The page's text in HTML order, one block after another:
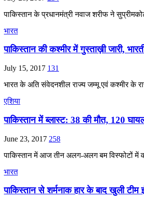
पाकिस्‍तान के प्रधानमंत्री नवाज शरीफ ने
भारत
पाकिस्तान की कश्मीर में गुस्ताख़ी जारी,
July 15, 2017 131
भारत के अति संवेदनशील राज्य जम्मू एवं कश्मीर के
एशिया
पाकिस्तान में ब्लास्ट: 38 की मौत, 120
June 23, 2017 258
पाकिस्तान में आज तीन अलग-अलग बम विस्फोटों
भारत
पाकिस्तान से शर्मनाक हार के बाद खुली